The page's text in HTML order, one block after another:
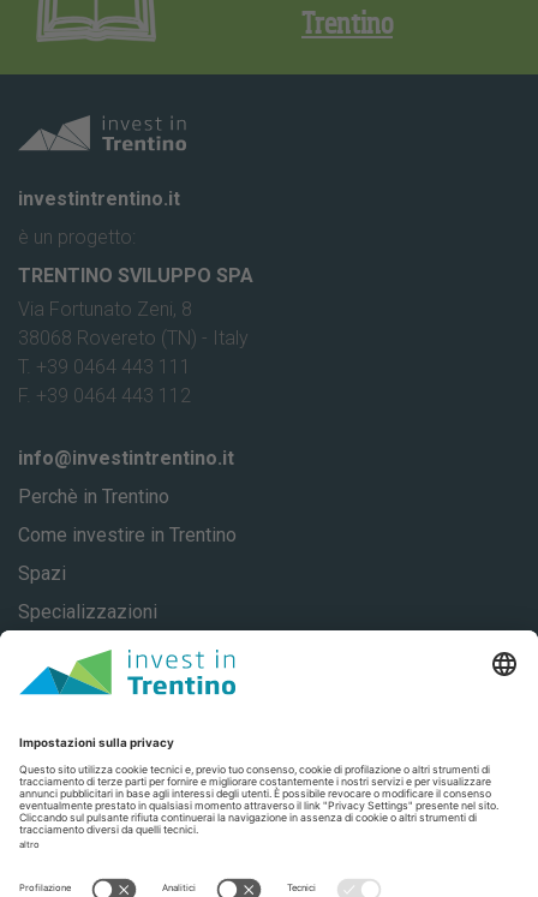
Trentino
investintrentino.it
è un progetto:
TRENTINO SVILUPPO SPA
Via Fortunato Zeni, 8
38068 Rovereto (TN) - Italy
T. +39 0464 443 111
F. +39 0464 443 112
info@investintrentino.it
Perchè in Trentino
Come investire in Trentino
Spazi
Specializzazioni
About
Casi di successo
Contatti
Privacy
Privacy Settings